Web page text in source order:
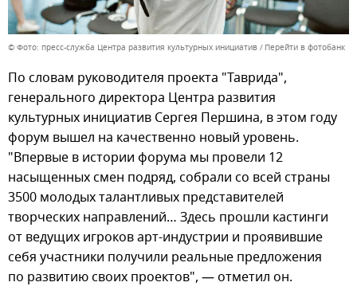
© Фото: пресс-служба Центра развития культурных инициатив Перейти в фотобанк
По словам руководителя проекта "Таврида",
генерального директора Центра развития
культурных инициатив Сергея Першина, в этом году
форум вышел на качественно новый уровень.
"Впервые в истории форума мы провели 12
насыщенных смен подряд, собрали со всей страны
3500 молодых талантливых представителей
творческих направлений… Здесь прошли кастинги
от ведущих игроков арт-индустрии и проявившие
себя участники получили реальные предложения
по развитию своих проектов", — отметил он.